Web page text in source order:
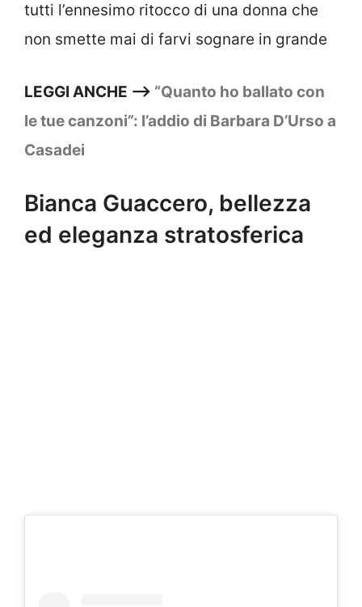
tutti l’ennesimo ritocco di una donna che
non smette mai di farvi sognare in grande
LEGGI ANCHE —–> “Quanto ho ballato con
le tue canzoni”: l’addio di Barbara D’Urso a
Casadei
Bianca Guaccero, bellezza
ed eleganza stratosferica